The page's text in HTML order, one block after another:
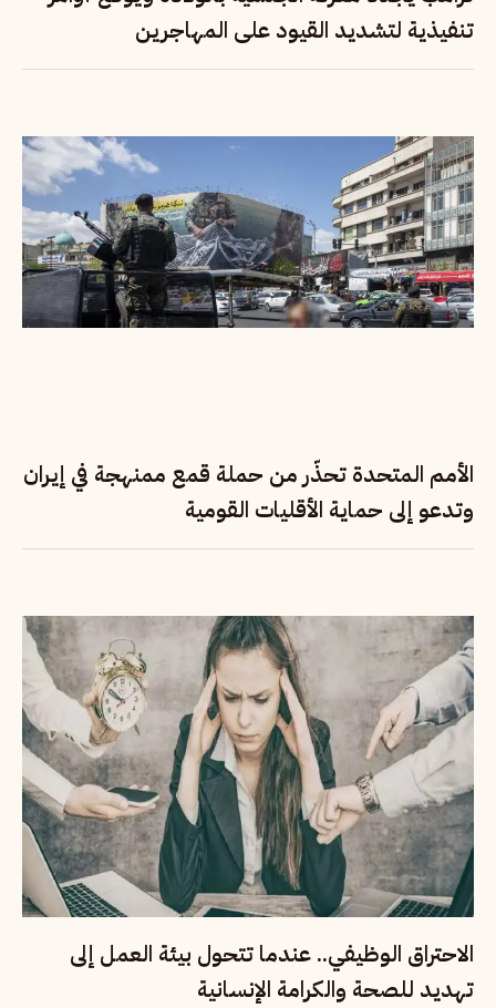
تنفيذية لتشديد القيود على المهاجرين
الأمم المتحدة تحذّر من حملة قمع ممنهجة في إيران
وتدعو إلى حماية الأقليات القومية
الاحتراق الوظيفي.. عندما تتحول بيئة العمل إلى
تهديد للصحة والكرامة الإنسانية